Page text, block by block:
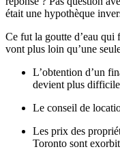
était une hypothèque
Ce fut la goutte d’eau qui
vont plus loin qu’une
L’obtention d’un
devient plus
Le conseil de
Les prix des
Toronto sont